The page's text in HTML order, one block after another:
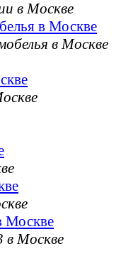
в Москве
Москве